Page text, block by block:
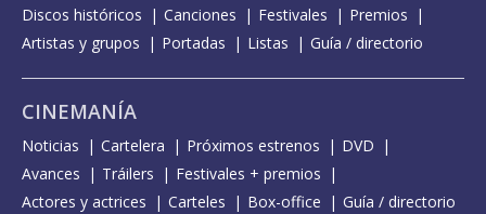
Discos históricos
Canciones Festivales
Premios
Artistas y grupos
Portadas Listas Guía / directorio
CINEMANÍA
Noticias Cartelera Próximos estrenos
DVD
Avances
Tráilers
Festivales + premios
Actores y actrices
Carteles Box-office Guía / directorio